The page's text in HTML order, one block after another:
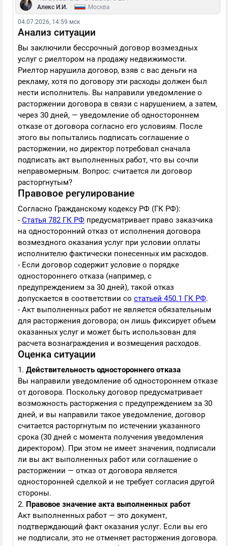
Алекс И.И.
Москва
04.07.2026, 14:59 мск
Анализ ситуации
Вы заключили бессрочный договор возмездных
услуг с риелтором на продажу недвижимости.
Риелтор нарушила договор, взяв с вас деньги на
рекламу, хотя по договору эти расходы должен был
нести исполнитель. Вы направили уведомление о
расторжении договора в связи с нарушением, а затем,
через 30 дней, — уведомление об одностороннем
отказе от договора согласно его условиям. После
этого вы попытались подписать соглашение о
расторжении, но директор потребовал сначала
подписать акт выполненных работ, что вы сочли
неправомерным. Вопрос: считается ли договор
расторгнутым?
Правовое регулирование
Согласно Гражданскому кодексу РФ (ГК РФ):
- Статья 782 ГК РФ предусматривает право заказчика
на односторонний отказ от исполнения договора
возмездного оказания услуг при условии оплаты
исполнителю фактически понесенных им расходов.
- Если договор содержит условие о порядке
одностороннего отказа (например, с
предупреждением за 30 дней), такой отказ
допускается в соответствии со статьей 450.1 ГК РФ.
- Акт выполненных работ не является обязательным
для расторжения договора; он лишь фиксирует объем
оказанных услуг и может быть использован для
расчета вознаграждения и возмещения расходов.
Оценка ситуации
1. Действительность одностороннего отказа
Вы направили уведомление об одностороннем отказе
от договора. Поскольку договор предусматривает
возможность расторжения с предупреждением за 30
дней, и вы направили такое уведомление, договор
считается расторгнутым по истечении указанного
срока (30 дней с момента получения уведомления
директором). При этом не имеет значения, подписали
ли вы акт выполненных работ или соглашение о
расторжении — отказ от договора является
односторонней сделкой и не требует согласия другой
стороны.
2. Правовое значение акта выполненных работ
Акт выполненных работ — это документ,
подтверждающий факт оказания услуг. Если вы его
не подписали, это не отменяет расторжения договора.